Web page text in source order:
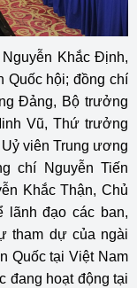
Khắc Định,
Quốc hội; đồng chí
Đảng, Bộ trưởng
Vũ, Thứ trưởng
viên Trung ương
chí Nguyễn Tiến
Khắc Thận, Chủ
lãnh đạo các ban,
tham dự của ngài
Quốc tại Việt Nam
đang hoạt động tại